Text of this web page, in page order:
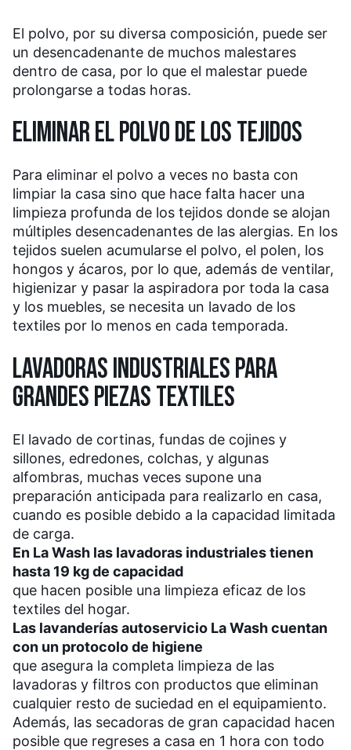
El polvo, por su diversa composición, puede ser
un desencadenante de muchos malestares
dentro de casa, por lo que el malestar puede
prolongarse a todas horas.
ELIMINAR EL POLVO DE LOS TEJIDOS
Para eliminar el polvo a veces no basta con
limpiar la casa sino que hace falta hacer una
limpieza profunda de los tejidos donde se alojan
múltiples desencadenantes de las alergias. En los
tejidos suelen acumularse el polvo, el polen, los
hongos y ácaros, por lo que, además de ventilar,
higienizar y pasar la aspiradora por toda la casa
y los muebles, se necesita un lavado de los
textiles por lo menos en cada temporada.
LAVADORAS INDUSTRIALES PARA
GRANDES PIEZAS TEXTILES
El lavado de cortinas, fundas de cojines y
sillones, edredones, colchas, y algunas
alfombras, muchas veces supone una
preparación anticipada para realizarlo en casa,
cuando es posible debido a la capacidad limitada
de carga.
En La Wash las lavadoras industriales tienen
hasta 19 kg de capacidad
que hacen posible una limpieza eficaz de los
textiles del hogar.
Las lavanderías autoservicio La Wash cuentan
con un protocolo de higiene
que asegura la completa limpieza de las
lavadoras y filtros con productos que eliminan
cualquier resto de suciedad en el equipamiento.
Además, las secadoras de gran capacidad hacen
posible que regreses a casa en 1 hora con todo